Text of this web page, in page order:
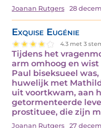
Joanan Rutgers 28
Exquise Eugénie
4.3 met 3
Tijdens het
arm omhoog en
Paul biseksueel
huwelijk met
uit voortkwam, aan
getormenteerde
prostituee, die zijn
Joanan Rutgers 27